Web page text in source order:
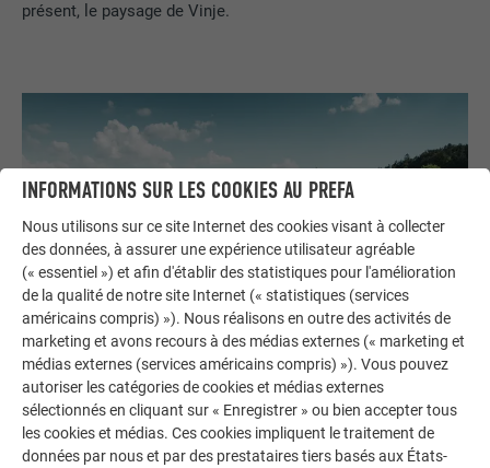
présent, le paysage de Vinje.
INFORMATIONS SUR LES COOKIES AU PREFA
Nous utilisons sur ce site Internet des cookies visant à collecter
des données, à assurer une expérience utilisateur agréable
(« essentiel ») et afin d'établir des statistiques pour l'amélioration
de la qualité de notre site Internet (« statistiques (services
américains compris) »). Nous réalisons en outre des activités de
marketing et avons recours à des médias externes (« marketing et
médias externes (services américains compris) »). Vous pouvez
autoriser les catégories de cookies et médias externes
sélectionnés en cliquant sur « Enregistrer » ou bien accepter tous
les cookies et médias. Ces cookies impliquent le traitement de
données par nous et par des prestataires tiers basés aux États-